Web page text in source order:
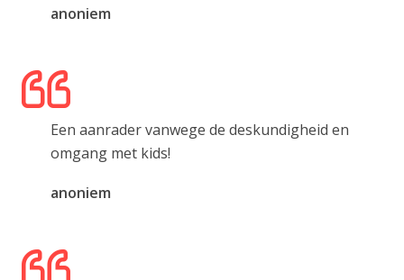
anoniem
Een aanrader vanwege de deskundigheid en
omgang met kids!
anoniem